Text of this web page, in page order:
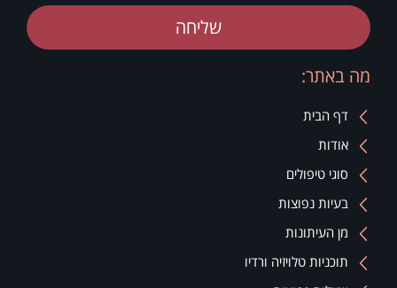
מה באתר:
דף הבית
אודות
סוגי טיפולים
בעיות נפוצות
מן העיתונות
תוכניות טלויזיה ורדיו
שליחה